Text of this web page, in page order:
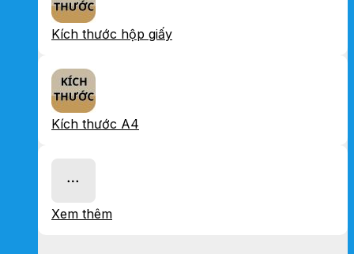
Kích thước hộp giấy
Kích thước A4
Xem thêm